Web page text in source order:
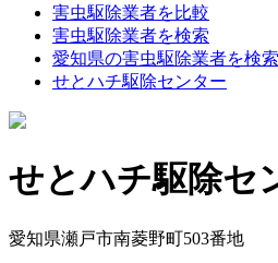
害虫駆除業者を比較
害虫駆除業者を検索
愛知県の害虫駆除業者を検索
せとハチ駆除センター
せとハチ駆除セ
愛知県瀬戸市南菱野町503番地